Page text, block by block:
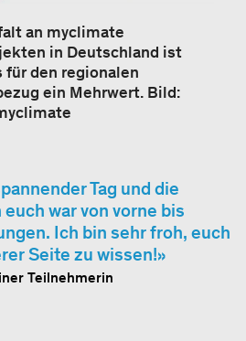
an myclimate
in Deutschland ist
für den regionalen
ein Mehrwert. Bild:
Tag und die
war von vorne bis
Ich bin sehr froh, euch
Seite zu wissen!
Teilnehmerin